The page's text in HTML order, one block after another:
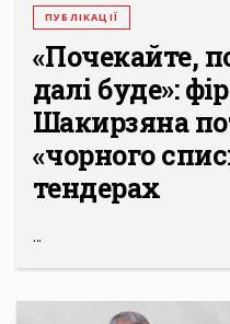
ПУБЛІКАЦІЇ
«Почекайте,
далі буде»:
Шакирзяна
«чорного
тендерах
...